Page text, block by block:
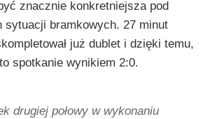
znacznie konkretniejsza pod
sytuacji bramkowych. 27 minut
już dublet i dzięki temu,
spotkanie wynikiem 2:0.
drugiej połowy w wykonaniu